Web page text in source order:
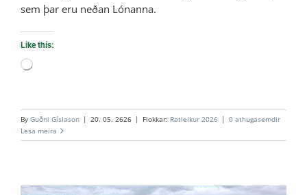
sem þar eru neðan Lónanna.
Like this:
Loading…
By Guðni Gíslason | 20. 05. 2626 | Flokkar: Ratleikur 2026 | 0 athugasemdir
Lesa meira